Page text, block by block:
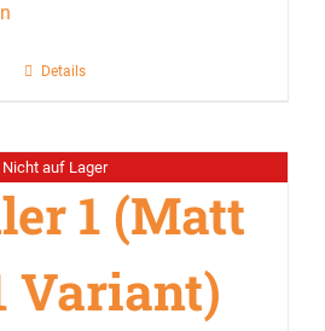
Details
Nicht auf Lager
1 (Matt
Variant)